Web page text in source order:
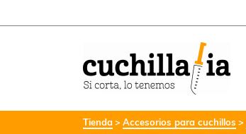
Tienda Accesorios para cuchillos